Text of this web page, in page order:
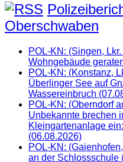
Oberschwaben
POL-KN: (Singen,
Wohngebäude
POL-KN: (Konstanz,
Überlinger See auf
Wassereinbruch
POL-KN: (Oberndorf
Unbekannte brechen
Kleingartenanlage
(06.08.2026)
POL-KN:
an der Schlossschule